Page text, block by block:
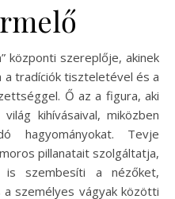
központi szereplője, akinek
tradíciók tiszteletével és a
Ő az a figura, aki
kihívásaival, miközben
hagyományokat. Tevje
pillanatait szolgáltatja,
is szembesíti a nézőket,
személyes vágyak közötti